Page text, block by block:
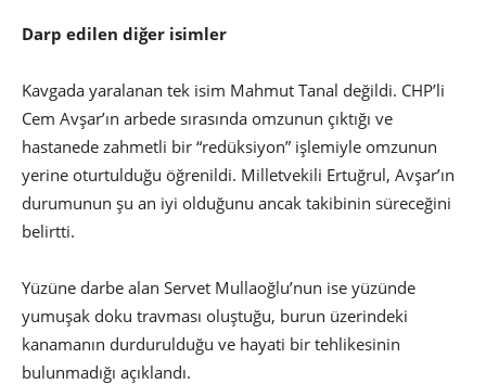
Darp edilen diğer isimler
Kavgada yaralanan tek isim Mahmut Tanal değildi. CHP’li
Cem Avşar’ın arbede sırasında omzunun çıktığı ve
hastanede zahmetli bir “redüksiyon” işlemiyle omzunun
yerine oturtulduğu öğrenildi. Milletvekili Ertuğrul, Avşar’ın
durumunun şu an iyi olduğunu ancak takibinin süreceğini
belirtti.
Yüzüne darbe alan Servet Mullaoğlu’nun ise yüzünde
yumuşak doku travması oluştuğu, burun üzerindeki
kanamanın durdurulduğu ve hayati bir tehlikesinin
bulunmadığı açıklandı.